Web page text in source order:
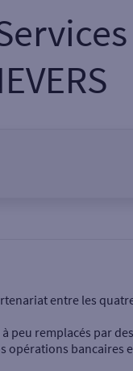
entre les
remplacés par
opérations bancaires